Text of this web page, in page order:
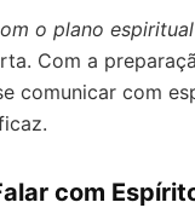
o plano espiritual
Com a
comunicar com
com